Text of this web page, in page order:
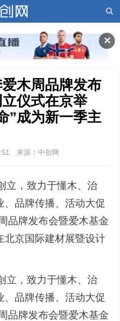
✕
木周品牌发布
仪式在京举
”成为新一季主
来源：中创网
立，致力于懂木、治
、品牌传播、活动大促
品牌发布会暨爱木基金
北京国际建材展暨设计
立，致力于懂木、治
、品牌传播、活动大促
品牌发布会暨爱木基金